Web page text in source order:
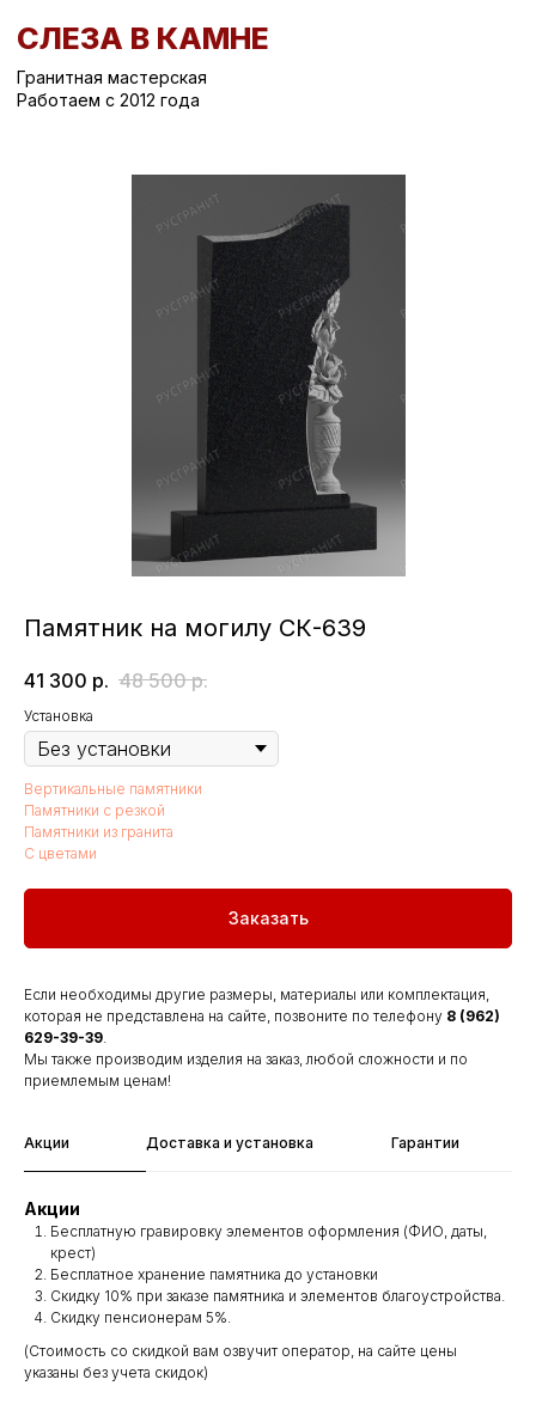
СЛЕЗА В КАМНЕ
Работаем с 2012 года
Вернуться назад / Вертикальные памятники на могилу
Памятник на могилу СК-639
Памятник на могилу СК-639
41 300 р. 48 500 р.
Установка
Вертикальные памятники
Памятники с резкой
Памятники из гранита
С цветами
Заказать
Если необходимы другие размеры, материалы или комплектация,
которая не представлена на сайте, позвоните по телефону 8 (962)
629-39-39
Мы также производим изделия на заказ, любой сложности и по
приемлемым ценам!
Акции Доставка и установка Гарантии
Акции
Бесплатную гравировку элементов оформления (ФИО, даты,
крест)
Бесплатное хранение памятника до установки
Скидку 10% при заказе памятника и элементов благоустройства.
Скидку пенсионерам 5%.
(Стоимость со скидкой вам озвучит оператор, на сайте цены
указаны без учета скидок)